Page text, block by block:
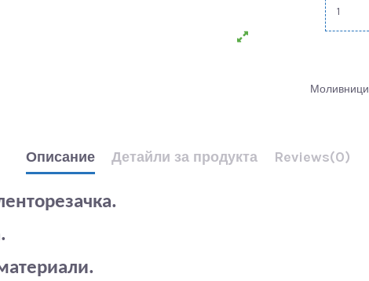
Моливници
Описание Детайли за продукта Reviews(0)